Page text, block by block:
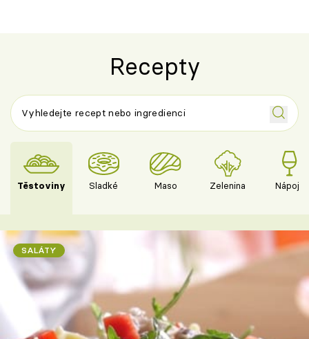
Recepty
Těstoviny Sladké Maso Zelenina Nápoje
SALÁTY